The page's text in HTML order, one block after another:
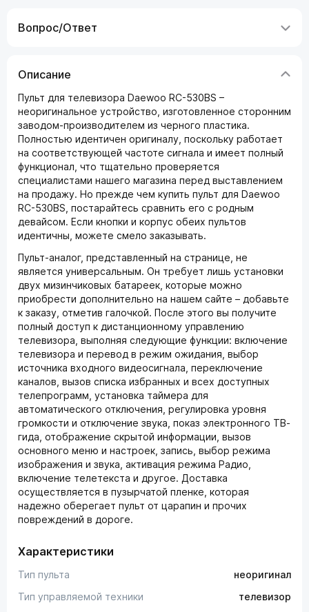
Вопрос/Ответ
Описание
Пульт для телевизора Daewoo RC-530BS –
неоригинальное устройство, изготовленное сторонним
заводом-производителем из черного пластика.
Полностью идентичен оригиналу, поскольку работает
на соответствующей частоте сигнала и имеет полный
функционал, что тщательно проверяется
специалистами нашего магазина перед выставлением
на продажу. Но прежде чем купить пульт для Daewoo
RC-530BS, постарайтесь сравнить его с родным
девайсом. Если кнопки и корпус обеих пультов
идентичны, можете смело заказывать.
Пульт-аналог, представленный на странице, не
является универсальным. Он требует лишь установки
двух мизинчиковых батареек, которые можно
приобрести дополнительно на нашем сайте – добавьте
к заказу, отметив галочкой. После этого вы получите
полный доступ к дистанционному управлению
телевизора, выполняя следующие функции: включение
телевизора и перевод в режим ожидания, выбор
источника входного видеосигнала, переключение
каналов, вызов списка избранных и всех доступных
телепрограмм, установка таймера для
автоматического отключения, регулировка уровня
громкости и отключение звука, показ электронного ТВ-
гида, отображение скрытой информации, вызов
основного меню и настроек, запись, выбор режима
изображения и звука, активация режима Радио,
включение телетекста и другое. Доставка
осуществляется в пузырчатой пленке, которая
надежно оберегает пульт от царапин и прочих
повреждений в дороге.
Характеристики
Тип пульта
неоригинал
Тип управляемой техники
телевизор